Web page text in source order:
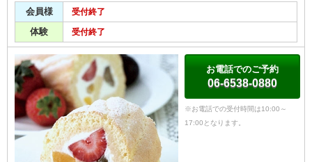
会員様 受付終了
体験 受付終了
お電話でのご予約
06-6538-0880
※お電話での受付時間は10:00～
17:00となります。